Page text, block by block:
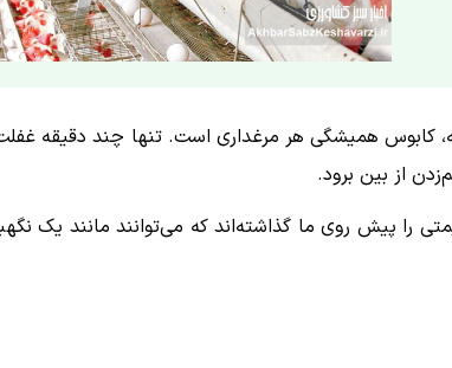
کابوس همیشگی هر مرغداری است. تنها چند دقیقه
از بین برود.
را پیش روی ما گذاشته‌اند که می‌توانند مانند یک